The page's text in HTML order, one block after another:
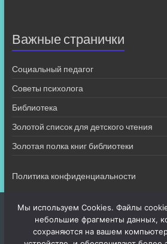
Важные странички
Социальный педагог
Советы психолога
Библиотека
Золотой список для детского чтения
Золотая полка книг библиотеки
Политика конфиденциальности
Мы используем Cookies. Файлы
небольшие фрагменты данных,
сохраняются на вашем